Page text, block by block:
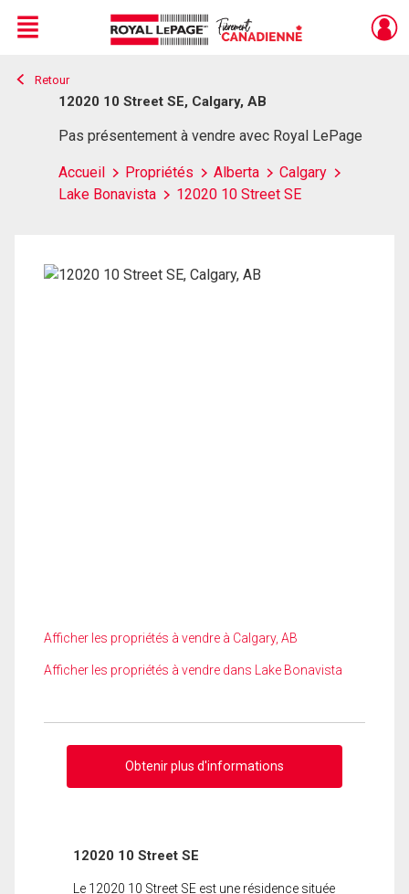
Live
En Direct
Menu
Retour
12020 10 Street SE, Calgary, AB
Pas présentement à vendre avec Royal LePage
Accueil Propriétés Alberta
Calgary
Lake Bonavista
12020 10 Street SE
Afficher les propriétés à vendre à Calgary, AB
Afficher les propriétés à vendre dans Lake Bonavista
Obtenir plus d'informations
12020 10 Street SE
Le 12020 10 Street SE est une résidence située